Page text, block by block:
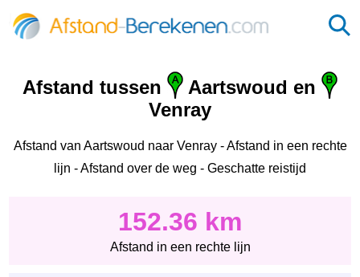
Afstand tussen
Aartswoud en
Venray
Afstand van Aartswoud naar Venray - Afstand in een rechte
lijn - Afstand over de weg - Geschatte reistijd
152.36 km
Afstand in een rechte lijn